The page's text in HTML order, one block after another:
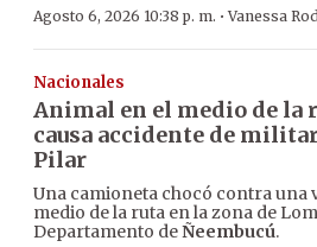
Agosto 6, 2026 10:38 p. m. ·Vanessa
Nacionales
Animal en el medio de la
causa accidente de
Pilar
Una camioneta chocó contra una
medio de la ruta en la zona de
Departamento deÑeembucú.